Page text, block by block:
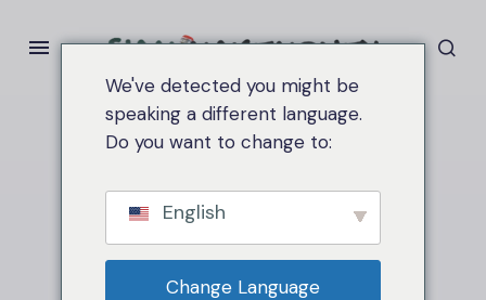
घर फ़ेविकॉन
फ़ेविकॉन
We've detected you might be
speaking a different language.
Do you want to change to:
English
Change Language